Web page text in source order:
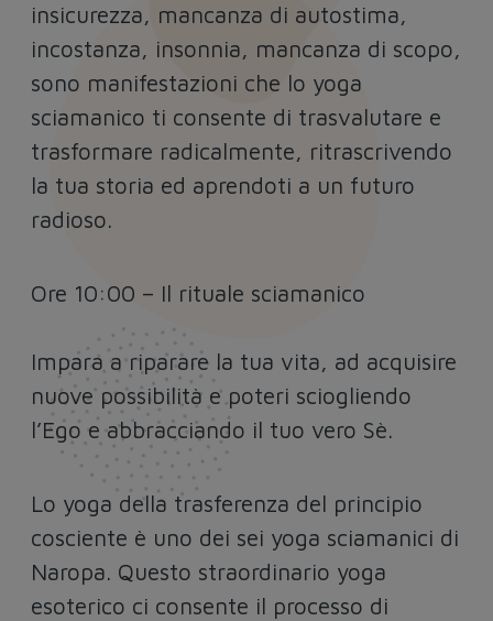
insicurezza, mancanza di autostima,
incostanza, insonnia, mancanza di scopo,
sono manifestazioni che lo yoga
sciamanico ti consente di trasvalutare e
trasformare radicalmente, ritrascrivendo
la tua storia ed aprendoti a un futuro
radioso.
Ore 10:00 – Il rituale sciamanico
Impara a riparare la tua vita, ad acquisire
nuove possibilità e poteri sciogliendo
l’Ego e abbracciando il tuo vero Sè.
Lo yoga della trasferenza del principio
cosciente è uno dei sei yoga sciamanici di
Naropa. Questo straordinario yoga
esoterico ci consente il processo di